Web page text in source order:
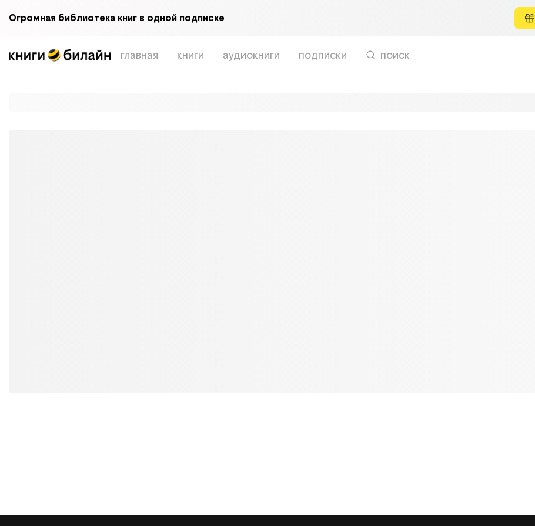
Огромная библиотека книг в одной подписке
главная книги аудиокниги подписки поиск